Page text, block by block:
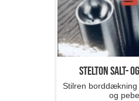
Stelton salt-
Stilren borddækning
og